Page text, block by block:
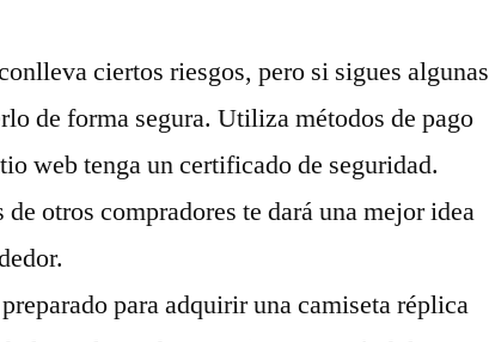
ciertos riesgos, pero si sigues algunas
de forma segura. Utiliza métodos de pago
web tenga un certificado de seguridad.
otros compradores te dará una mejor idea
para adquirir una camiseta réplica